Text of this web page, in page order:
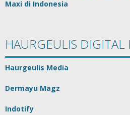
Maxi di Indonesia
HAURGEULIS
Haurgeulis Media
Dermayu Magz
Indotify